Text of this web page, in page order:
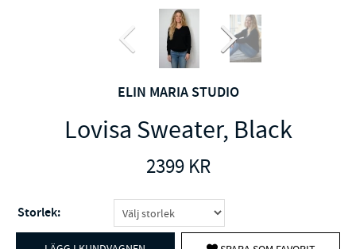
ELIN MARIA STUDIO
Lovisa Sweater, Black
2399KR
Storlek: